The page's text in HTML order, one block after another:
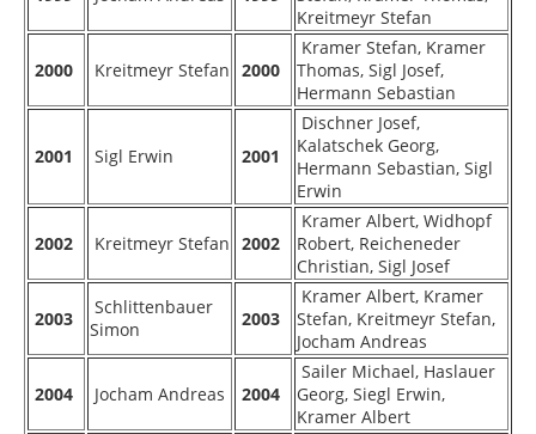
Kreitmeyr Stefan
2000 Kreitmeyr Stefan 2000
Kramer Stefan, Kramer
Thomas, Sigl Josef,
Hermann Sebastian
2001 Sigl Erwin 2001
Dischner Josef,
Kalatschek Georg,
Hermann Sebastian, Sigl
Erwin
2002 Kreitmeyr Stefan 2002
Kramer Albert, Widhopf
Robert, Reicheneder
Christian, Sigl Josef
2003
Schlittenbauer
Simon
2003
Kramer Albert, Kramer
Stefan, Kreitmeyr Stefan,
Jocham Andreas
2004 Jocham Andreas 2004
Sailer Michael, Haslauer
Georg, Siegl Erwin,
Kramer Albert